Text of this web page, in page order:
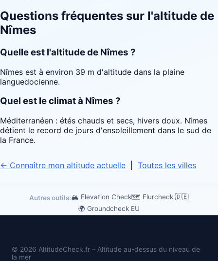
Questions fréquentes sur l'altitude de
Nîmes
Quelle est l'altitude de Nîmes ?
Nîmes est à environ 39 m d'altitude dans la plaine
languedocienne.
Quel est le climat à Nîmes ?
Méditerranéen : étés chauds et secs, hivers doux. Nîmes
détient le record de jours d'ensoleillement dans le sud de
la France.
← Connaître mon altitude actuelle Toutes les villes
Autres outils:🏔 Elevation Check🗺️ Flurcheck 🇩🇪
🌍 Groundcheck EU
© 2026 AltitudeCheck.fr – Altitude au-dessus du niveau de
la mer